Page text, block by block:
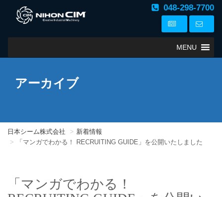
048-298-7700
MENU
アーカイブ
日本シーム株式会社
新着情報
「マンガでわかる！ RECRUITING GUIDE」を公開いたしました
「マンガでわかる！